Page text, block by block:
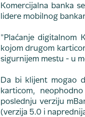
Komercijalna banka
lidere mobilnog
"Plaćanje digitalnom
kojom drugom
sigurnijem mestu - u
Da bi klijent mogao
karticom,
poslednju verziju
(verzija 5.0 i